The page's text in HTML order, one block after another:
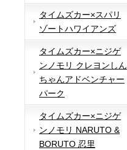
タイムズカー×スパリ
ゾートハワイアンズ
タイムズカー×ニジゲ
ンノモリ クレヨンしん
ちゃんアドベンチャー
パーク
タイムズカー×ニジゲ
ンノモリ NARUTO &
BORUTO 忍里